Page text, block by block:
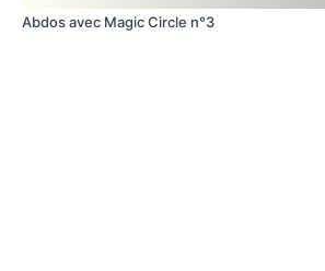
Abdos avec Magic Circle n°3